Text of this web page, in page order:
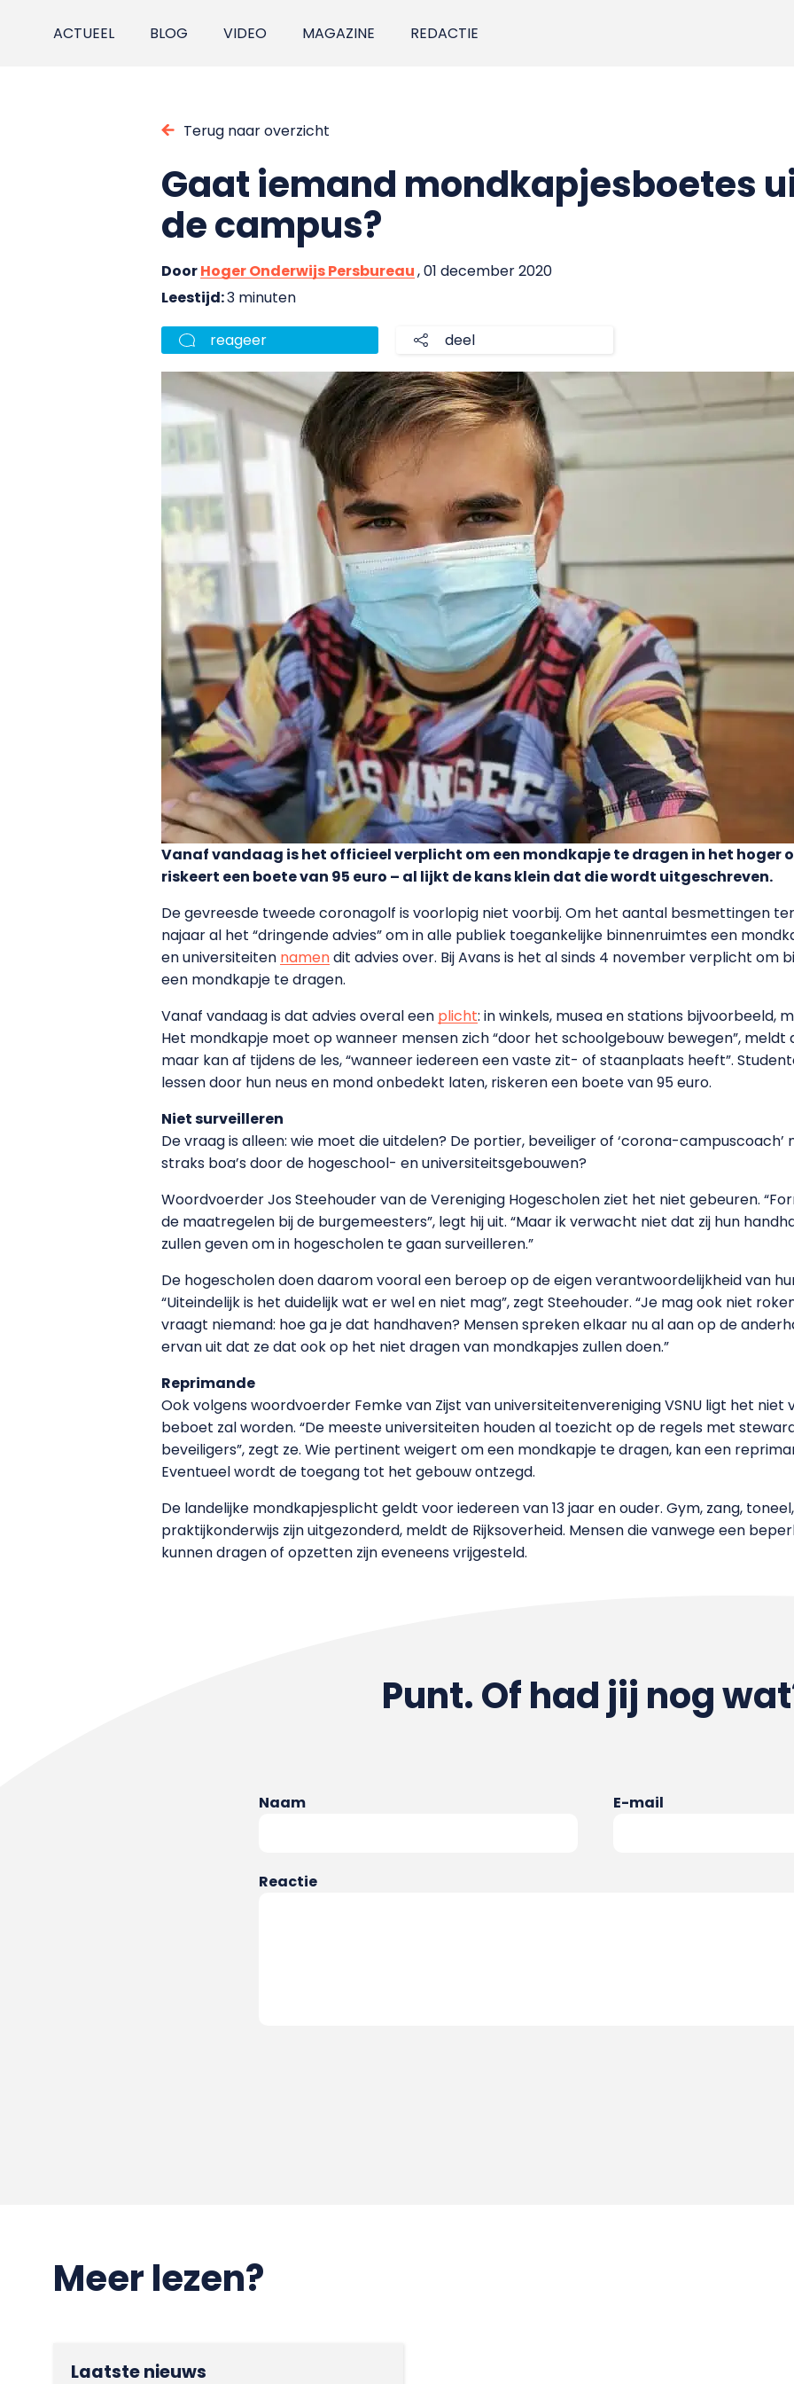
ACTUEEL BLOG VIDEO MAGAZINE REDACTIE
Terug naar overzicht
Gaat iemand mondkapjesboetes
de campus?
DoorHoger Onderwijs Persbureau, 01 december 2020
Leestijd:3 minuten
reageer deel
Vanaf vandaag is het officieel verplicht om een mondkapje te dragen in het hoger
riskeert een boete van 95 euro – al lijkt de kans klein dat die wordt uitgeschreven.
De gevreesde tweede coronagolf is voorlopig niet voorbij. Om het aantal besmettingen
najaar al het “dringende advies” om in alle publiek toegankelijke binnenruimtes een
en universiteiten namendit advies over. Bij Avans is het al sinds 4 november verplicht om
een mondkapje te dragen.
Vanaf vandaag is dat advies overal een plicht: in winkels, musea en stations bijvoorbeeld,
Het mondkapje moet op wanneer mensen zich “door het schoolgebouw bewegen”, meldt
maar kan af tijdens de les, “wanneer iedereen een vaste zit- of staanplaats heeft”.
lessen door hun neus en mond onbedekt laten, riskeren een boete van 95 euro.
Niet surveilleren
De vraag is alleen: wie moet die uitdelen? De portier, beveiliger of ‘corona-
straks boa’s door de hogeschool- en universiteitsgebouwen?
Woordvoerder Jos Steehouder van de Vereniging Hogescholen ziet het niet gebeuren.
de maatregelen bij de burgemeesters”, legt hij uit. “Maar ik verwacht niet dat zij hun
zullen geven om in hogescholen te gaan surveilleren.”
De hogescholen doen daarom vooral een beroep op de eigen verantwoordelijkheid van
“Uiteindelijk is het duidelijk wat er wel en niet mag”, zegt Steehouder. “Je mag ook niet
vraagt niemand: hoe ga je dat handhaven? Mensen spreken elkaar nu al aan op de
ervan uit dat ze dat ook op het niet dragen van mondkapjes zullen doen.”
Reprimande
Ook volgens woordvoerder Femke van Zijst van universiteitenvereniging VSNU ligt het
beboet zal worden. “De meeste universiteiten houden al toezicht op de regels met
beveiligers”, zegt ze. Wie pertinent weigert om een mondkapje te dragen, kan een
Eventueel wordt de toegang tot het gebouw ontzegd.
De landelijke mondkapjesplicht geldt voor iedereen van 13 jaar en ouder. Gym, zang,
praktijkonderwijs zijn uitgezonderd, meldt de Rijksoverheid. Mensen die vanwege een
kunnen dragen of opzetten zijn eveneens vrijgesteld.
Punt. Of had jij nog
Naam E-mail
Reactie
Meer lezen?
Laatste nieuws